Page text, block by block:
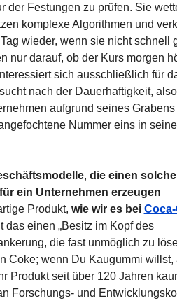
der Festungen zu prüfen. Sie
komplexe Algorithmen und
wieder, wenn sie nicht schnell
nur darauf, ob der Kurs morgen
sich ausschließlich für
nach der Dauerhaftigkeit,
aufgrund seines Grabens
Nummer eins in
, die einen
ein Unternehmen erzeugen
Produkt, wie wir es bei
einen „Besitz im Kopf des
die fast unmöglich zu
Coke; wenn Du Kaugummi willst,
Produkt seit über 120 Jahren
Forschungs- und